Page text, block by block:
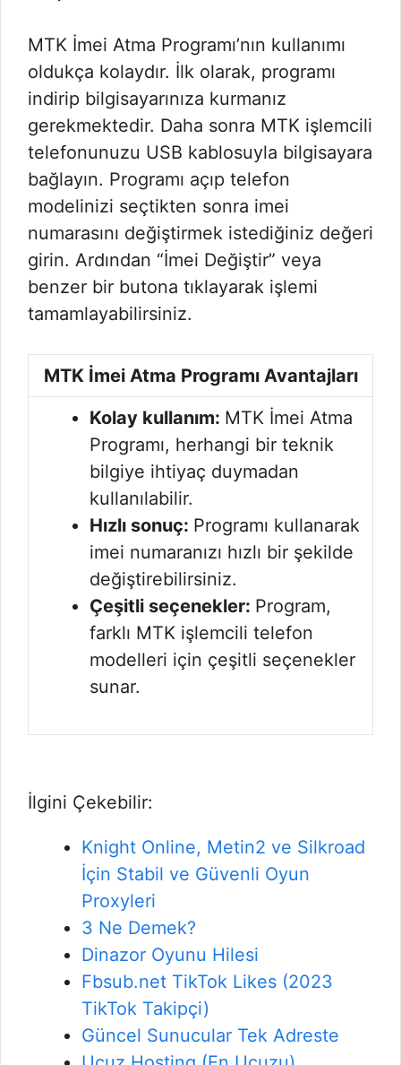
MTK İmei Atma Programı’nın kullanımı
oldukça kolaydır. İlk olarak, programı
indirip bilgisayarınıza kurmanız
gerekmektedir. Daha sonra MTK işlemcili
telefonunuzu USB kablosuyla bilgisayara
bağlayın. Programı açıp telefon
modelinizi seçtikten sonra imei
numarasını değiştirmek istediğiniz değeri
girin. Ardından “İmei Değiştir” veya
benzer bir butona tıklayarak işlemi
tamamlayabilirsiniz.
MTK İmei Atma Programı Avantajları
Kolay kullanım: MTK İmei Atma
Programı, herhangi bir teknik
bilgiye ihtiyaç duymadan
kullanılabilir.
Hızlı sonuç: Programı kullanarak
imei numaranızı hızlı bir şekilde
değiştirebilirsiniz.
Çeşitli seçenekler: Program,
farklı MTK işlemcili telefon
modelleri için çeşitli seçenekler
sunar.
İlgini Çekebilir:
Knight Online, Metin2 ve Silkroad
İçin Stabil ve Güvenli Oyun
Proxyleri
3 Ne Demek?
Dinazor Oyunu Hilesi
Fbsub.net TikTok Likes (2023
TikTok Takipçi)
Güncel Sunucular Tek Adreste